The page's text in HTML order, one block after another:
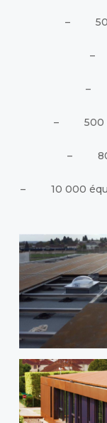
– 500
–
–
– 500
– 80
– 10 000